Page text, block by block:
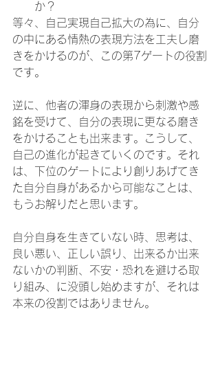
か？
等々、自己実現自己拡大の為に、自分
の中にある情熱の表現方法を工夫し磨
きをかけるのが、この第7ゲートの役割
です。
逆に、他者の渾身の表現から刺激や感
銘を受けて、自分の表現に更なる磨き
をかけることも出来ます。こうして、
自己の進化が起きていくのです。それ
は、下位のゲートにより創りあげてき
た自分自身があるから可能なことは、
もうお解りだと思います。
自分自身を生きていない時、思考は、
良い悪い、正しい誤り、出来るか出来
ないかの判断、不安・恐れを避ける取
り組み、に没頭し始めますが、それは
本来の役割ではありません。